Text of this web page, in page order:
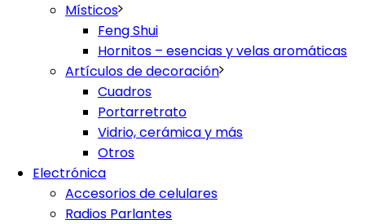
Místicos
Feng Shui
Hornitos – esencias y velas aromáticas
Artículos de decoración
Cuadros
Portarretrato
Vidrio, cerámica y más
Otros
Electrónica
Accesorios de celulares
Radios Parlantes